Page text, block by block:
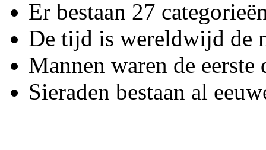
Er bestaan 27
De tijd is wereldwijd de
Mannen waren de
Sieraden bestaan al